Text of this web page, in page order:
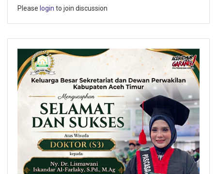
Please login to join discussion